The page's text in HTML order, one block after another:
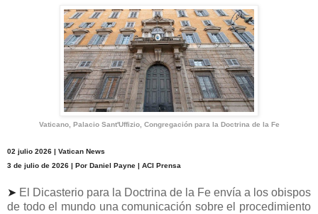
Vaticano, Palacio Sant'Uffizio, Congregación para la Doctrina de la Fe
02 julio 2026 | Vatican News
3 de julio de 2026 | Por Daniel Payne | ACI Prensa
➤ El Dicasterio para la Doctrina de la Fe envía a los obispos
de todo el mundo una comunicación sobre el procedimiento